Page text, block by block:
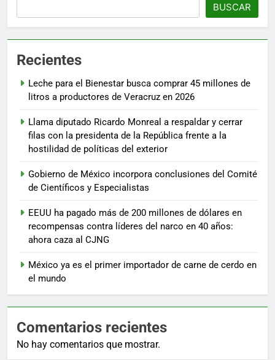
BUSCAR
Recientes
Leche para el Bienestar busca comprar 45 millones de
litros a productores de Veracruz en 2026
Llama diputado Ricardo Monreal a respaldar y cerrar
filas con la presidenta de la República frente a la
hostilidad de políticas del exterior
Gobierno de México incorpora conclusiones del Comité
de Científicos y Especialistas
EEUU ha pagado más de 200 millones de dólares en
recompensas contra líderes del narco en 40 años:
ahora caza al CJNG
México ya es el primer importador de carne de cerdo en
el mundo
Comentarios recientes
No hay comentarios que mostrar.